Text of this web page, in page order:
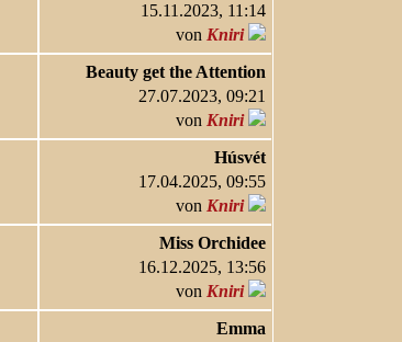
15.11.2023, 11:14
von Kniri
Beauty get the Attention
27.07.2023, 09:21
von Kniri
Húsvét
17.04.2025, 09:55
von Kniri
Miss Orchidee
16.12.2025, 13:56
von Kniri
Emma